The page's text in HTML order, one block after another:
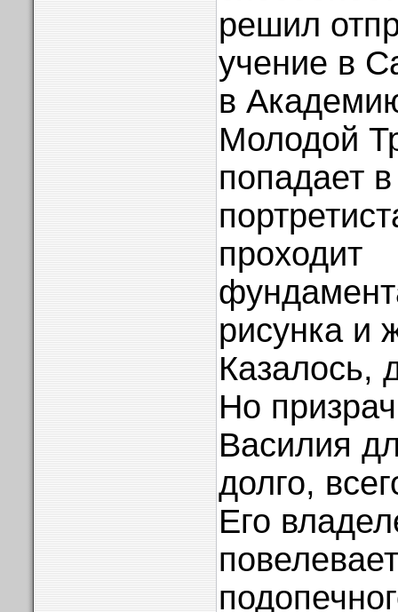
решил
учение в
в
Молодой
попадает
проходит
рисунка и
Казалось,
Но
Василия
долго,
Его